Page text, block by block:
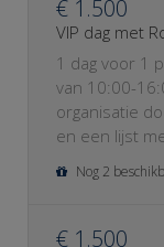
€ 1.500
VIP dag met
1 dag voor 1
van 10:00-
organisatie
en een lijst
Nog 2
€ 1.500